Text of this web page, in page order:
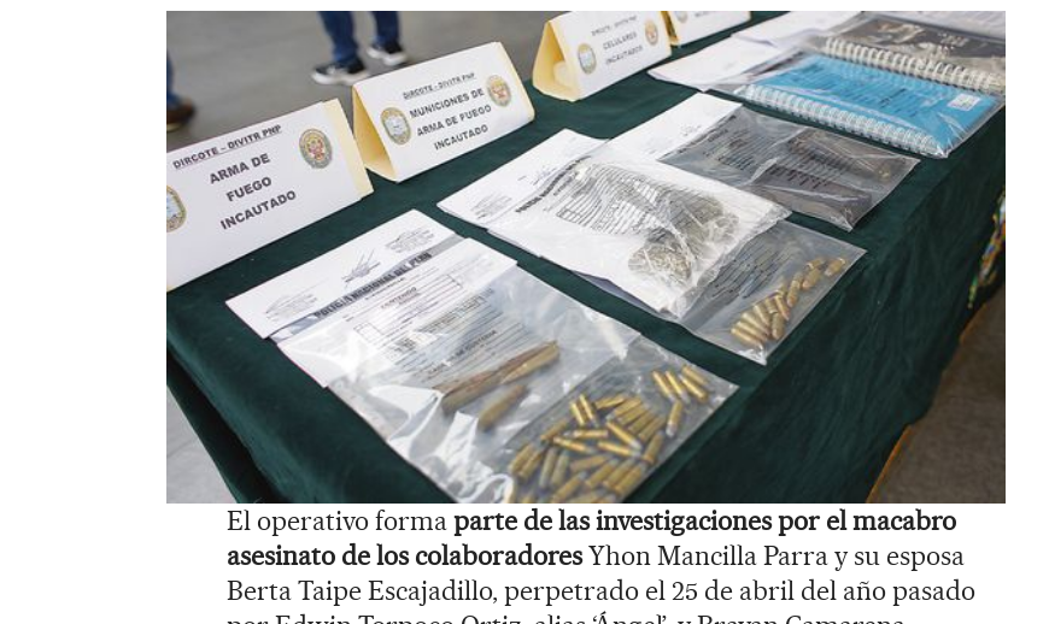
El operativo formaparte de las investigaciones por el macabro
asesinato de los colaboradoresYhon Mancilla Parra y su esposa
Berta Taipe Escajadillo, perpetrado el 25 de abril del año pasado